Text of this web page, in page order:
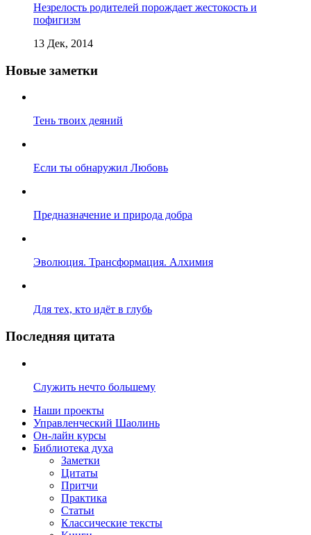
Незрелость родителей порождает жестокость и
пофигизм
13 Дек, 2014
Новые заметки
Тень твоих деяний
Если ты обнаружил Любовь
Предназначение и природа добра
Эволюция. Трансформация. Алхимия
Для тех, кто идёт в глубь
Последняя цитата
Служить нечто большему
Наши проекты
Управленческий Шаолинь
Он-лайн курсы
Библиотека духа
Заметки
Цитаты
Притчи
Практика
Статьи
Классические тексты